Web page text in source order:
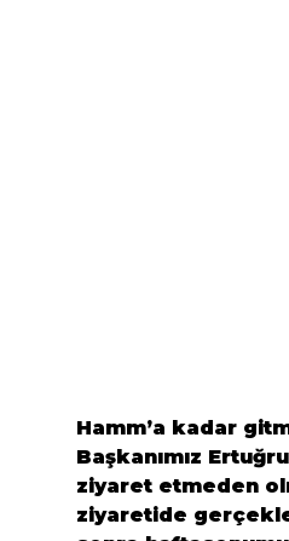
Hamm’a kadar
Başkanımız
ziyaret etmeden
ziyaretide